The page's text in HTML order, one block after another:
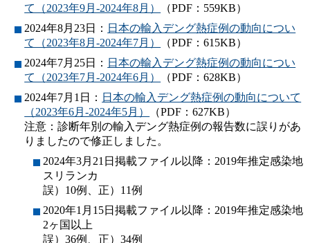
て（2023年9月-2024年8月）
（PDF：559KB）
2024年8月23日： 日本の輸入デング熱症例の動向につい
て（2023年8月-2024年7月）
（PDF：615KB）
2024年7月25日： 日本の輸入デング熱症例の動向につい
て（2023年7月-2024年6月）
（PDF：628KB）
2024年7月1日： 日本の輸入デング熱症例の動向について
（2023年6月-2024年5月）
（PDF：627KB）
注意：診断年別の輸入デング熱症例の報告数に誤りがあ
りましたので修正しました。
2024年3月21日掲載ファイル以降：2019年推定感染地
スリランカ
誤）10例、正）11例
2020年1月15日掲載ファイル以降：2019年推定感染地
2ヶ国以上
誤）36例、正）34例